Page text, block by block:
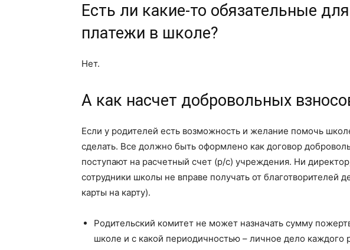
Есть ли какие-то обязательные
платежи в школе?
Нет.
А как насчет добровольных
Если у родителей есть возможность и желание помочь
сделать. Все должно быть оформлено как договор
поступают на расчетный счет (р/с) учреждения. Ни
сотрудники школы не вправе получать от благотворителей
карты на карту).
Родительский комитет не может назначать сумму
школе и с какой периодичностью – личное дело каждого